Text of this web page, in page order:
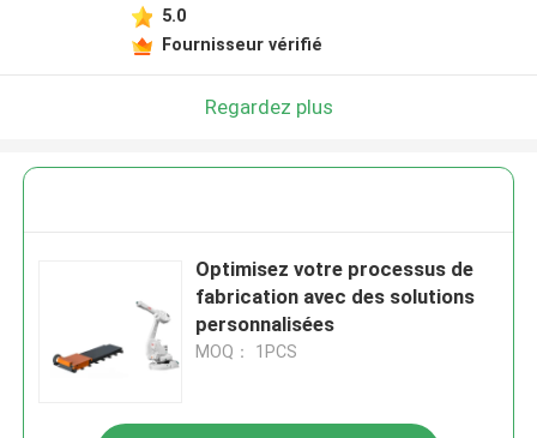
5.0
Fournisseur vérifié
Regardez plus
Optimisez votre processus de
fabrication avec des solutions
personnalisées
MOQ： 1PCS